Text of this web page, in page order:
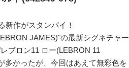
新作がスタンバイ！
JAMES)"の最新シグネチャー
ブロン11 ロー(LEBRON 11
多かったが、今回はあえて無彩色を